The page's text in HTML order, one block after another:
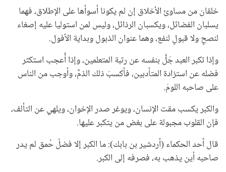
خلقان من مساوئ الأخلاق إن لم يكونا أسوأها على الإطلاق، فهما
يسلبان الفضائل، ويكسبان الرذائل، وليس لمن استوليا عليه إصغاء
لنصحٍ ولا قبولٍ لنفع، وهما عنوان الذبول وبداية الأفول.
وإذا تكبر العبد جَلَّ بنفسه عن رتبة المتعلمين، وإذا أُعجب استكثر
فضله عن استزادة المتأدبين، فأكسبَ ذلك الذمَّ، وأوجب من الناس
على صاحبه اللومَ.
والكبر يكسب مقت الإنسان، ويوغر صدر الإخوان، ويلهي عن التألف،
فإن القلوب مجبولة على بغض من يتكبر عليها.
قال أحد الحكماء (أردشير بن بابك): ما الكبر إلا فضلُ حُمق لم يدر
صاحبه أين يذهب به، فصرفه إلى الكبر.